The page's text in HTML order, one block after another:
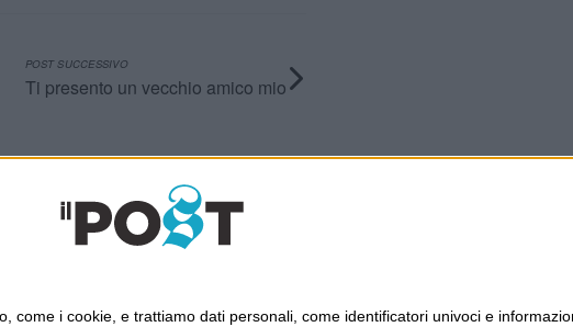
come i cookie, e trattiamo dati personali, come identificatori univoci e
POST SUCCESSIVO
Ti presento un vecchio amico mio
articoli
pensi, quando senti dire “patrimoniale”?